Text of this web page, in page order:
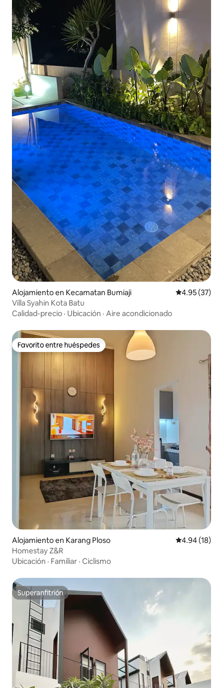
Alojamiento en Kecamatan Bumiaji Calificación
4.95 (37)
Villa Syahin Kota Batu
Calidad-precio · Ubicación · Aire acondicionado
Favorito entre huéspedes
Favorito entre huéspedes
Alojamiento en Karang Ploso Calificación
4.94 (18)
Homestay Z&R
Ubicación · Familiar · Ciclismo
Superanfitrión
Superanfitrión